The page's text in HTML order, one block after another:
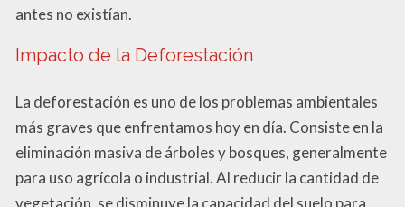
antes no existían.
Impacto de la Deforestación
La deforestación es uno de los problemas ambientales
más graves que enfrentamos hoy en día. Consiste en la
eliminación masiva de árboles y bosques, generalmente
para uso agrícola o industrial. Al reducir la cantidad de
vegetación, se disminuye la capacidad del suelo para